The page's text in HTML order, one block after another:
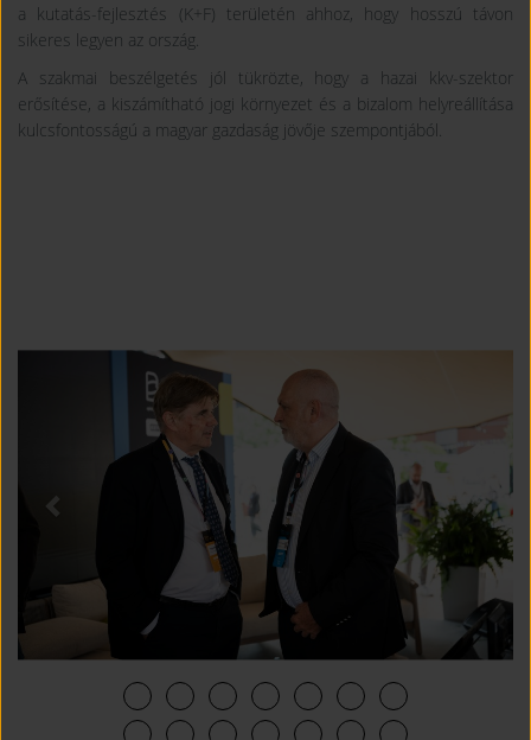
a kutatás-fejlesztés (K+F) területén ahhoz, hogy hosszú távon
sikeres legyen az ország.
A szakmai beszélgetés jól tükrözte, hogy a hazai kkv-szektor
erősítése, a kiszámítható jogi környezet és a bizalom helyreállítása
kulcsfontosságú a magyar gazdaság jövője szempontjából.